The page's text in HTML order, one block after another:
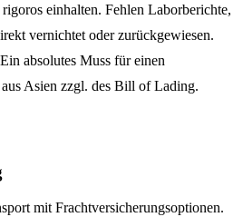
einhalten. Fehlen Laborberichte,
vernichtet oder zurückgewiesen.
Ein absolutes Muss für einen
Asien zzgl. des Bill of Lading.
mit Frachtversicherungsoptionen.